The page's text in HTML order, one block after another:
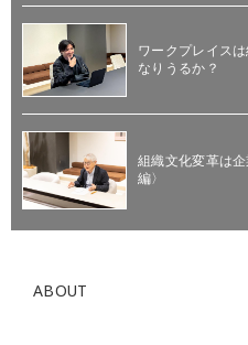
ワークプレイス
なりうるか？
組織文化変革は
編〉
ABOUT